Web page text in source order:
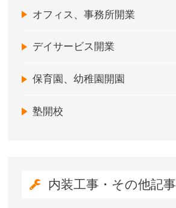
オフィス、事務所開業
デイサービス開業
保育園、幼稚園開園
塾開校
内装工事・その他記事